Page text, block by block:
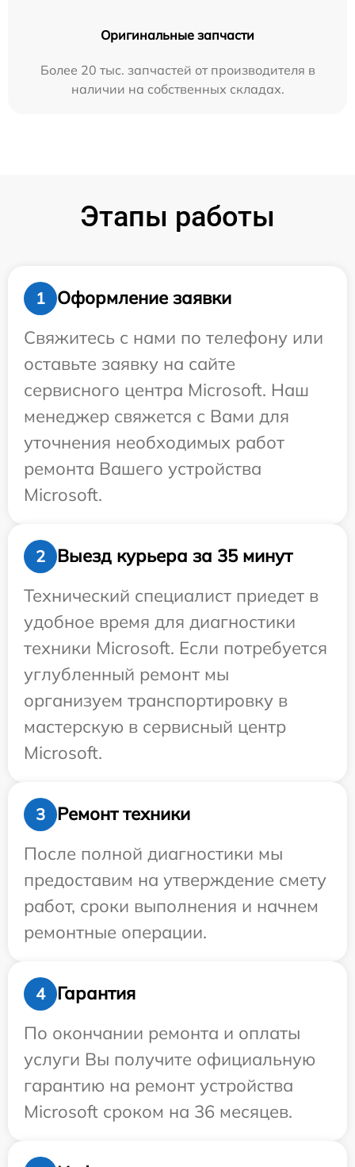
Оригинальные запчасти
Более 20 тыс. запчастей от производителя в
наличии на собственных складах.
Этапы работы
1
Оформление заявки
Свяжитесь с нами по телефону или
оставьте заявку на сайте
сервисного центра Microsoft. Наш
менеджер свяжется с Вами для
уточнения необходимых работ
ремонта Вашего устройства
Microsoft.
2
Выезд курьера за 35 минут
Технический специалист приедет в
удобное время для диагностики
техники Microsoft. Если потребуется
углубленный ремонт мы
организуем транспортировку в
мастерскую в сервисный центр
Microsoft.
3
Ремонт техники
После полной диагностики мы
предоставим на утверждение смету
работ, сроки выполнения и начнем
ремонтные операции.
4
Гарантия
По окончании ремонта и оплаты
услуги Вы получите официальную
гарантию на ремонт устройства
Microsoft сроком на 36 месяцев.